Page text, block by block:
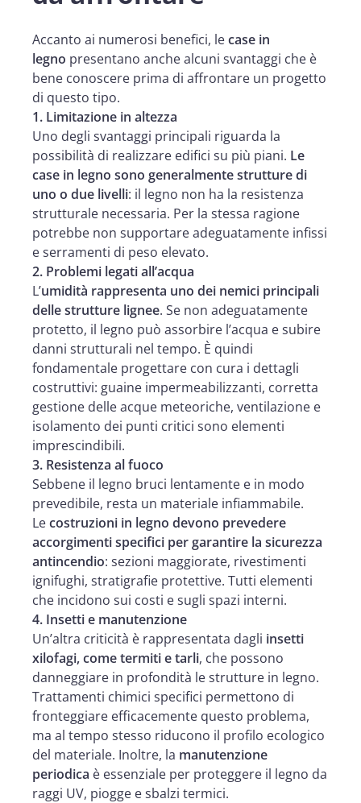
Accanto ai numerosi benefici, lecase in
legno presentano anche alcuni svantaggi che è
bene conoscere prima di affrontare un progetto
di questo tipo.
1. Limitazione in altezza
Uno degli svantaggi principali riguarda la
possibilità di realizzare edifici su più piani. Le
case in legno sono generalmente strutture di
uno o due livelli: il legno non ha la resistenza
strutturale necessaria. Per la stessa ragione
potrebbe non supportare adeguatamente infissi
e serramenti di peso elevato.
2. Problemi legati all’acqua
L’umidità rappresenta uno dei nemici principali
delle strutture lignee. Se non adeguatamente
protetto, il legno può assorbire l’acqua e subire
danni strutturali nel tempo. È quindi
fondamentale progettare con cura i dettagli
costruttivi: guaine impermeabilizzanti, corretta
gestione delle acque meteoriche, ventilazione e
isolamento dei punti critici sono elementi
imprescindibili.
3. Resistenza al fuoco
Sebbene il legno bruci lentamente e in modo
prevedibile, resta un materiale infiammabile.
Lecostruzioni in legno devono prevedere
accorgimenti specifici per garantire la sicurezza
antincendio: sezioni maggiorate, rivestimenti
ignifughi, stratigrafie protettive. Tutti elementi
che incidono sui costi e sugli spazi interni.
4. Insetti e manutenzione
Un’altra criticità è rappresentata dagli insetti
xilofagi, come termiti e tarli, che possono
danneggiare in profondità le strutture in legno.
Trattamenti chimici specifici permettono di
fronteggiare efficacemente questo problema,
ma al tempo stesso riducono il profilo ecologico
del materiale. Inoltre, la manutenzione
periodica è essenziale per proteggere il legno da
raggi UV, piogge e sbalzi termici.